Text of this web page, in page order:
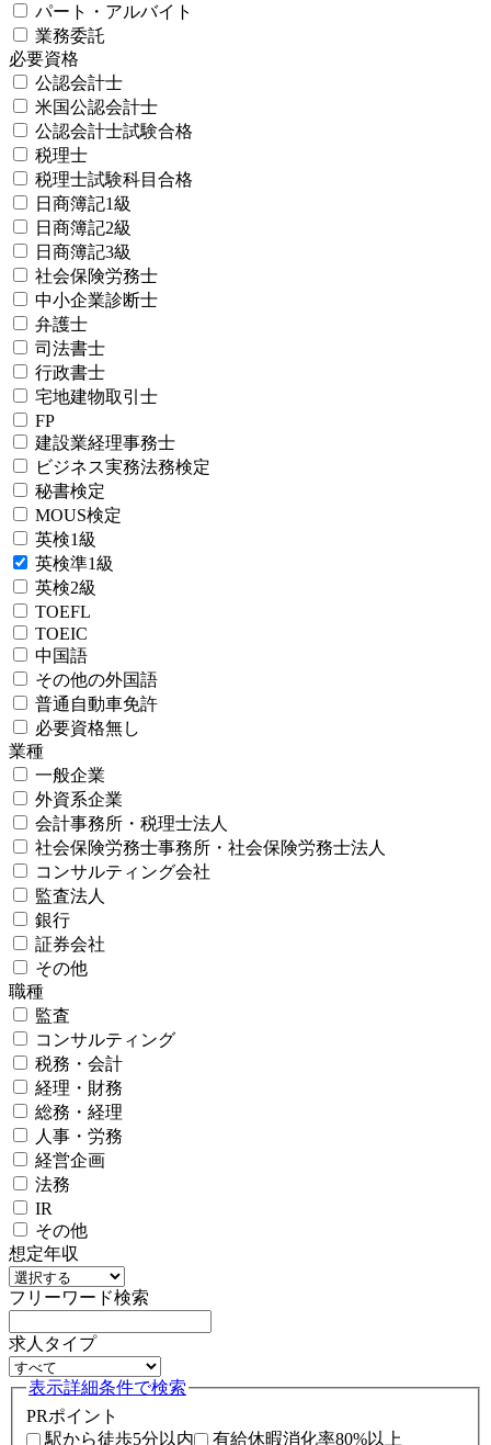
パート・アルバイト
業務委託
必要資格
公認会計士
米国公認会計士
公認会計士試験合格
税理士
税理士試験科目合格
日商簿記1級
日商簿記2級
日商簿記3級
社会保険労務士
中小企業診断士
弁護士
司法書士
行政書士
宅地建物取引士
FP
建設業経理事務士
ビジネス実務法務検定
秘書検定
MOUS検定
英検1級
英検準1級
英検2級
TOEFL
TOEIC
中国語
その他の外国語
普通自動車免許
必要資格無し
業種
一般企業
外資系企業
会計事務所・税理士法人
社会保険労務士事務所・社会保険労務士法人
コンサルティング会社
監査法人
銀行
証券会社
その他
職種
監査
コンサルティング
税務・会計
経理・財務
総務・経理
人事・労務
経営企画
法務
IR
その他
想定年収
フリーワード検索
求人タイプ
表示詳細条件で検索
PRポイント
駅から徒歩5分以内
有給休暇消化率80%以上